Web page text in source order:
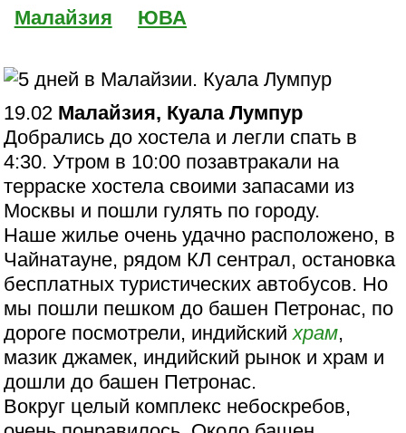
Малайзия
ЮВА
19.02 Малайзия, Куала Лумпур
Добрались до хостела и легли спать в
4:30. Утром в 10:00 позавтракали на
терраске хостела своими запасами из
Москвы и пошли гулять по городу.
Наше жилье очень удачно расположено, в
Чайнатауне, рядом КЛ сентрал, остановка
бесплатных туристических автобусов. Но
мы пошли пешком до башен Петронас, по
дороге посмотрели, индийскийхрам,
мазик джамек, индийский рынок и храм и
дошли до башен Петронас.
Вокруг целый комплекс небоскребов,